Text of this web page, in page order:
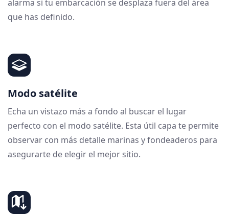
alarma si tu embarcación se desplaza fuera del área
que has definido.
Modo satélite
Echa un vistazo más a fondo al buscar el lugar
perfecto con el modo satélite. Esta útil capa te permite
observar con más detalle marinas y fondeaderos para
asegurarte de elegir el mejor sitio.